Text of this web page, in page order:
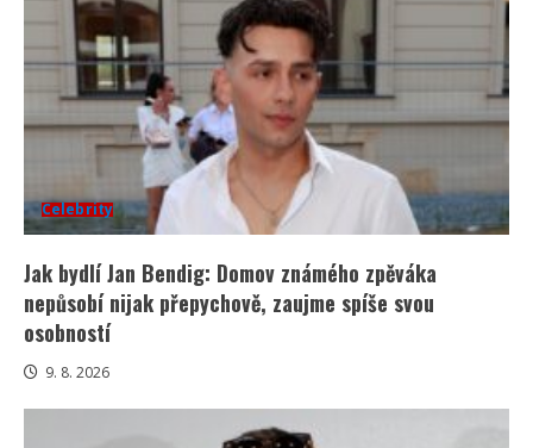
Celebrity
Jak bydlí Jan Bendig: Domov známého zpěváka
nepůsobí nijak přepychově, zaujme spíše svou
osobností
9. 8. 2026